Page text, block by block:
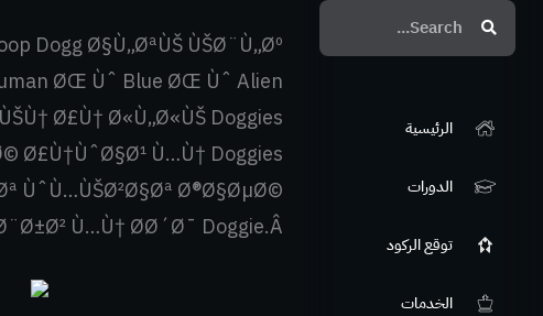
Search
الرئيسية
الدورات
توقع الركود
الخدمات
Dogg Ø§Ù„ØªÙŠ ÙŠØ¨Ù„Øº
ØŒ Ùˆ Blue ØŒ Ùˆ Alien
Ø£Ù† Ø«Ù„Ø«ÙŠ Doggies
Ø£Ù†ÙˆØ§Ø¹ Ù…Ù† Doggies
ÙˆÙ…ÙŠØ²Ø§Øª Ø®Ø§ØµØ©
Ù…Ù† Ø­Ø´Ø¯ Doggie.Â